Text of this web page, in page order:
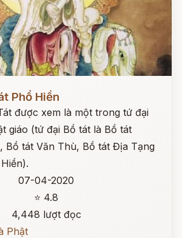
Phổ Hiền
được xem là một trong tứ đại
giáo (tứ đại Bồ tát là Bồ tát
Bồ tát Văn Thù, Bồ tát Địa Tạng
07-04-2020
⭐ 4.8
4,448 lượt đọc
Phật